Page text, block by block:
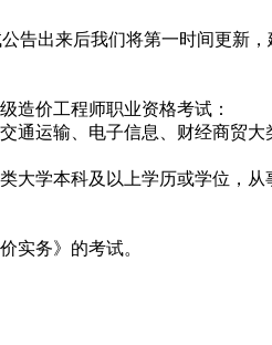
告出来后我们将第一时间更新，
造价工程师职业资格考试：
通运输、电子信息、财经商贸
学本科及以上学历或学位，从
实务》的考试。